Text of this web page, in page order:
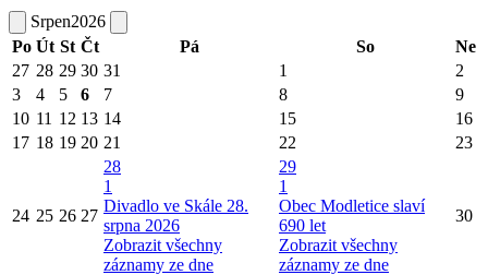
Srpen2026
Po Út St Čt Pá So
Ne
27 28 29 30 31 1
2
3
4 5 6 7 8
9
10 11 12 13 14 15
16
17 18 19 20 21 22 23
24 25 26 27
28
1
Divadlo ve Skále 28.
srpna 2026
Zobrazit všechny
záznamy ze dne
29
1
Obec Modletice slaví
690 let
Zobrazit všechny
záznamy ze dne
30